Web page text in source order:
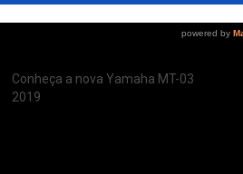
Conheça a nova Yamaha MT-03
2019